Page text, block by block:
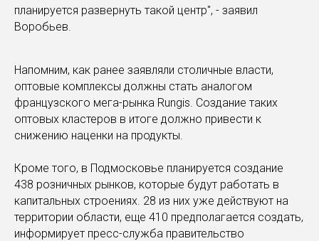
планируется развернуть такой центр", - заявил
Воробьев.
Напомним, как ранее заявляли столичные власти,
оптовые комплексы должны стать аналогом
французского мега-рынка Rungis. Создание таких
оптовых кластеров в итоге должно привести к
снижению наценки на продукты.
Кроме того, в Подмосковье планируется создание
438 розничных рынков, которые будут работать в
капитальных строениях. 28 из них уже действуют на
территории области, еще 410 предполагается создать,
информирует пресс-служба правительство